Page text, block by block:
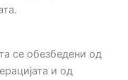
се обезбедени од
и од